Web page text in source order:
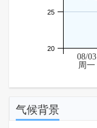
20
25
08/03
周一
气候背景